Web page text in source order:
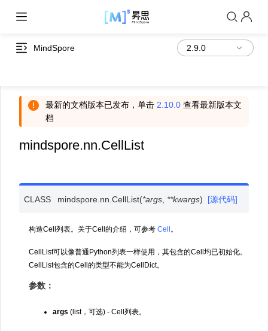
MindSpore
最新的文档版本已发布，单击 2.10.0 查看最新版本文
档
mindspore.nn.CellList
CLASS mindspore.nn.CellList(*args **kwargs) [源代码]
构造Cell列表。关于Cell的介绍，可参考 Cell 。
CellList可以像普通Python列表一样使用，其包含的Cell均已初始化。
CellList包含的Cell的类型不能为CellDict。
参数：
args (list，可选) - Cell列表。